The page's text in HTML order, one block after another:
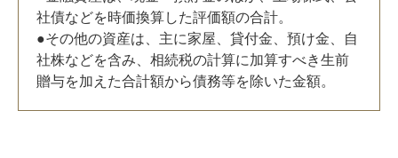
社債などを時価換算した評価額の合計。
●その他の資産は、主に家屋、貸付金、預け金、自
社株などを含み、相続税の計算に加算すべき生前
贈与を加えた合計額から債務等を除いた金額。